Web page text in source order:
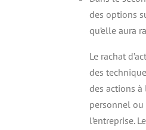
des options
qu’elle aura
Le rachat
des
des actions à
personnel ou
l’entreprise.